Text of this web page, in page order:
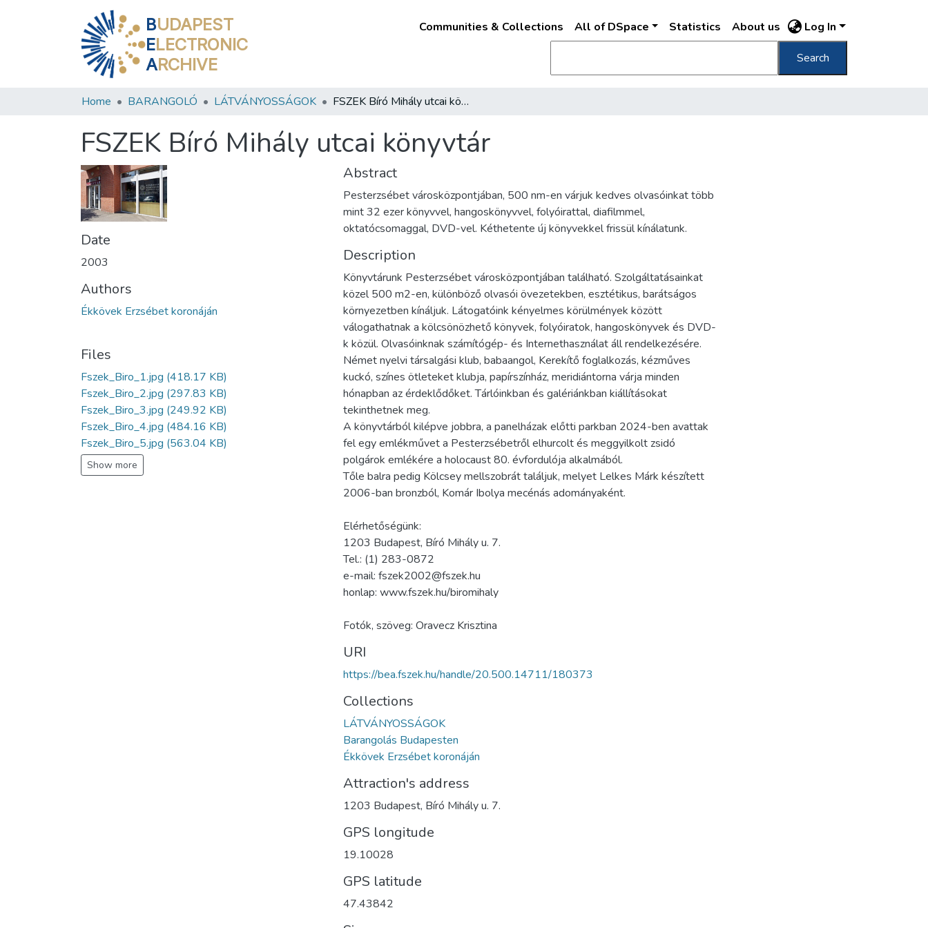
BUDAPEST
ELECTRONIC
ARCHIVE
Communities & Collections All of DSpace Statistics About us Log In
Search
Home BARANGOLÓ LÁTVÁNYOSSÁGOK FSZEK Bíró Mihály utcai könyvtár
FSZEK Bíró Mihály utcai könyvtár
Date
2003
Authors
Ékkövek Erzsébet koronáján
Files
Fszek_Biro_1.jpg (418.17 KB)
Fszek_Biro_2.jpg (297.83 KB)
Fszek_Biro_3.jpg (249.92 KB)
Fszek_Biro_4.jpg (484.16 KB)
Fszek_Biro_5.jpg (563.04 KB)
Show more
Abstract
Pesterzsébet városközpontjában, 500 nm-en várjuk kedves olvasóinkat több
mint 32 ezer könyvvel, hangoskönyvvel, folyóirattal, diafilmmel,
oktatócsomaggal, DVD-vel. Kéthetente új könyvekkel frissül kínálatunk.
Description
Könyvtárunk Pesterzsébet városközpontjában található. Szolgáltatásainkat
közel 500 m2-en, különböző olvasói övezetekben, esztétikus, barátságos
környezetben kínáljuk. Látogatóink kényelmes körülmények között
válogathatnak a kölcsönözhető könyvek, folyóiratok, hangoskönyvek és DVD-
k közül. Olvasóinknak számítógép- és Internethasználat áll rendelkezésére.
Német nyelvi társalgási klub, babaangol, Kerekítő foglalkozás, kézműves
kuckó, színes ötleteket klubja, papírszínház, meridiántorna várja minden
hónapban az érdeklődőket. Tárlóinkban és galériánkban kiállításokat
tekinthetnek meg.
A könyvtárból kilépve jobbra, a panelházak előtti parkban 2024-ben avattak
fel egy emlékművet a Pesterzsébetről elhurcolt és meggyilkolt zsidó
polgárok emlékére a holocaust 80. évfordulója alkalmából.
Tőle balra pedig Kölcsey mellszobrát találjuk, melyet Lelkes Márk készített
2006-ban bronzból, Komár Ibolya mecénás adományaként.
Elérhetőségünk:
1203 Budapest, Bíró Mihály u. 7.
Tel.: (1) 283-0872
e-mail: fszek2002@fszek.hu
honlap: www.fszek.hu/biromihaly
Fotók, szöveg: Oravecz Krisztina
URI
https://bea.fszek.hu/handle/20.500.14711/180373
Collections
LÁTVÁNYOSSÁGOK
Barangolás Budapesten
Ékkövek Erzsébet koronáján
Attraction's address
1203 Budapest, Bíró Mihály u. 7.
GPS longitude
19.10028
GPS latitude
47.43842